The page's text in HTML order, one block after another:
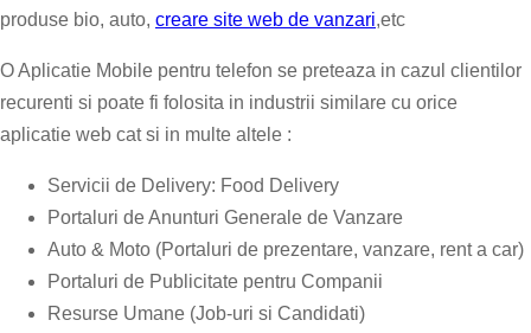
produse bio, auto, creare site web de vanzari,etc
O Aplicatie Mobile pentru telefon se preteaza in cazul clientilor
recurenti si poate fi folosita in industrii similare cu orice
aplicatie web cat si in multe altele :
Servicii de Delivery: Food Delivery
Portaluri de Anunturi Generale de Vanzare
Auto & Moto (Portaluri de prezentare, vanzare, rent a car)
Portaluri de Publicitate pentru Companii
Resurse Umane (Job-uri si Candidati)